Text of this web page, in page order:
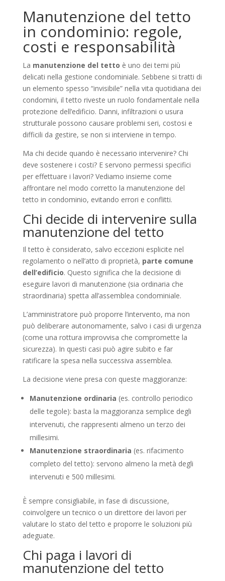
Manutenzione del tetto
in condominio: regole,
costi e responsabilità
La manutenzione del tetto è uno dei temi più
delicati nella gestione condominiale. Sebbene si tratti di
un elemento spesso “invisibile” nella vita quotidiana dei
condomini, il tetto riveste un ruolo fondamentale nella
protezione dell’edificio. Danni, infiltrazioni o usura
strutturale possono causare problemi seri, costosi e
difficili da gestire, se non si interviene in tempo.
Ma chi decide quando è necessario intervenire? Chi
deve sostenere i costi? E servono permessi specifici
per effettuare i lavori? Vediamo insieme come
affrontare nel modo corretto la manutenzione del
tetto in condominio, evitando errori e conflitti.
Chi decide di intervenire sulla
manutenzione del tetto
Il tetto è considerato, salvo eccezioni esplicite nel
regolamento o nell’atto di proprietà, parte comune
dell’edificio. Questo significa che la decisione di
eseguire lavori di manutenzione (sia ordinaria che
straordinaria) spetta all’assemblea condominiale.
L’amministratore può proporre l’intervento, ma non
può deliberare autonomamente, salvo i casi di urgenza
(come una rottura improvvisa che compromette la
sicurezza). In questi casi può agire subito e far
ratificare la spesa nella successiva assemblea.
La decisione viene presa con queste maggioranze:
Manutenzione ordinaria (es. controllo periodico
delle tegole): basta la maggioranza semplice degli
intervenuti, che rappresenti almeno un terzo dei
millesimi.
Manutenzione straordinaria (es. rifacimento
completo del tetto): servono almeno la metà degli
intervenuti e 500 millesimi.
È sempre consigliabile, in fase di discussione,
coinvolgere un tecnico o un direttore dei lavori per
valutare lo stato del tetto e proporre le soluzioni più
adeguate.
Chi paga i lavori di
manutenzione del tetto